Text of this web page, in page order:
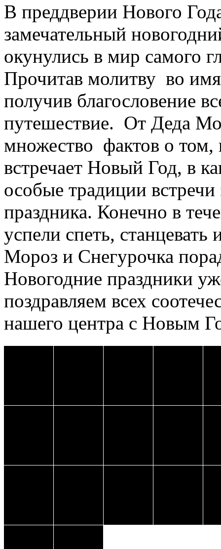
В преддверии Нового
замечательный
окунулись в мир самого
Прочитав молитву во
получив благословение
путешествие. От Деда
множество фактов о
встречает Новый Год, в
особые традиции встречи
праздника. Конечно в
успели спеть, станцевать
Мороз и Снегурочка
Новогодние праздники
поздравляем всех
нашего центра с Новым